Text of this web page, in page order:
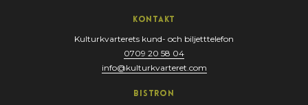
Kontakt
Kulturkvarterets kund- och biljetttelefon
0709 20 58 04
info@kulturkvarteret.com
Bistron